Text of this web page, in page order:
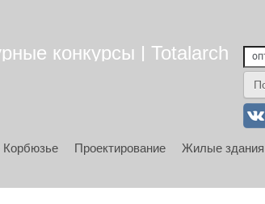
конкурсы | Totalarch
Корбюзье Проектирование Жилые здания